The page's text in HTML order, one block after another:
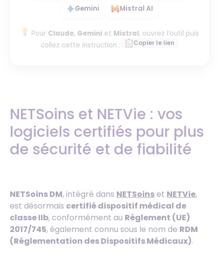
Gemini
Mistral AI
Pour Claude, Gemini et Mistral, ouvrez l’outil puis
collez cette instruction :
Copier le lien
NETSoins et NETVie : vos
logiciels certifiés pour plus
de sécurité et de fiabilité
NETSoins DM, intégré dans NETSoinset NETVie,
est désormais certifié dispositif médical de
classe IIb, conformément au Règlement (UE)
2017/745, également connu sous le nom de RDM
(Réglementation des Dispositifs Médicaux).